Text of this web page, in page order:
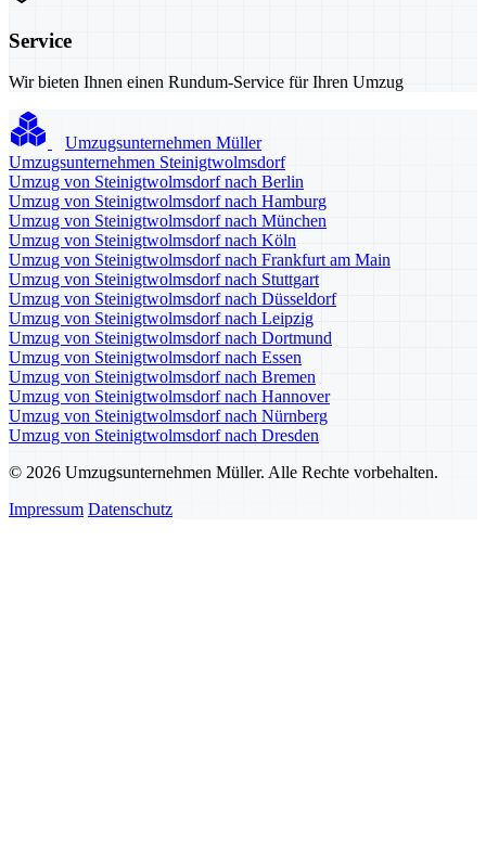
Service
Wir bieten Ihnen einen Rundum-Service für Ihren Umzug
Umzugsunternehmen Müller
Umzugsunternehmen Steinigtwolmsdorf
Umzug von Steinigtwolmsdorf nach Berlin
Umzug von Steinigtwolmsdorf nach Hamburg
Umzug von Steinigtwolmsdorf nach München
Umzug von Steinigtwolmsdorf nach Köln
Umzug von Steinigtwolmsdorf nach Frankfurt am Main
Umzug von Steinigtwolmsdorf nach Stuttgart
Umzug von Steinigtwolmsdorf nach Düsseldorf
Umzug von Steinigtwolmsdorf nach Leipzig
Umzug von Steinigtwolmsdorf nach Dortmund
Umzug von Steinigtwolmsdorf nach Essen
Umzug von Steinigtwolmsdorf nach Bremen
Umzug von Steinigtwolmsdorf nach Hannover
Umzug von Steinigtwolmsdorf nach Nürnberg
Umzug von Steinigtwolmsdorf nach Dresden
© 2026 Umzugsunternehmen Müller. Alle Rechte vorbehalten.
Impressum Datenschutz